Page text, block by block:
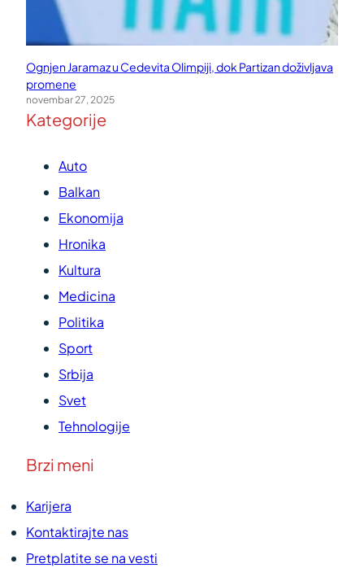
Ognjen Jaramaz u Cedevita Olimpiji, dok Partizan doživljava
promene
novembar 27, 2025
Kategorije
Auto
Balkan
Ekonomija
Hronika
Kultura
Medicina
Politika
Sport
Srbija
Svet
Tehnologije
Brzi meni
Karijera
Kontaktirajte nas
Pretplatite se na vesti